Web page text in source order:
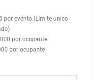
por evento (Límite único
por ocupante
por ocupante